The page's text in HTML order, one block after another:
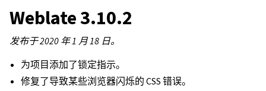
Weblate 3.10.2
发布于 2020 年 1 月 18 日。
为项目添加了锁定指示。
修复了导致某些浏览器闪烁的 CSS 错误。